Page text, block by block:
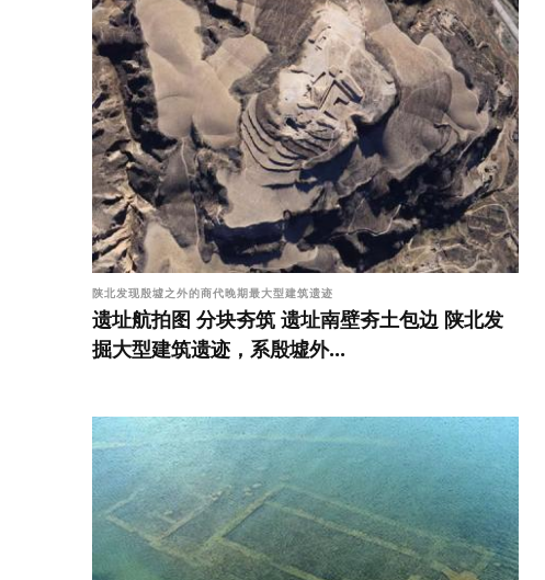
陕北发现殷墟之外的商代晚期最大型建筑遗迹
遗址航拍图 分块夯筑 遗址南壁夯土包边 陕北发
掘大型建筑遗迹，系殷墟外...